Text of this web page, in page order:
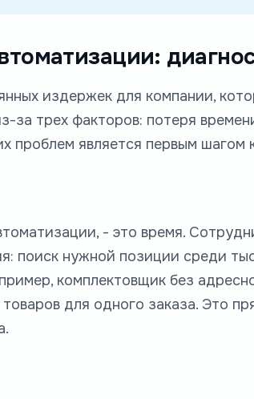
издержек для компании,
трех факторов: потеря
проблем является первым шагом
- это время.
поиск нужной позиции среди
комплектовщик без
для одного заказа. Это